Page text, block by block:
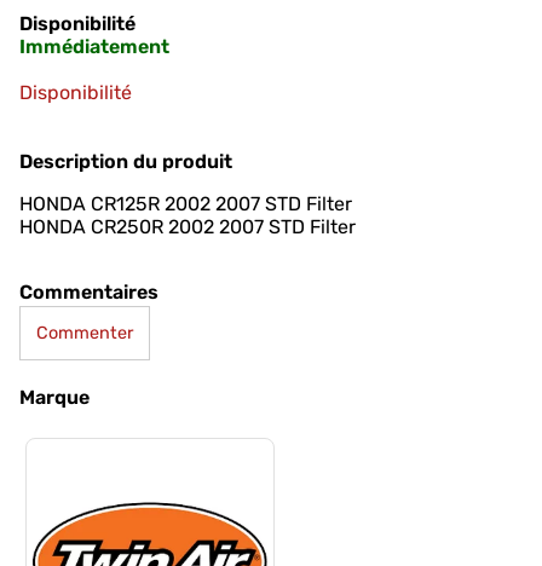
Disponibilité
Immédiatement
Disponibilité
Description du produit
HONDA CR125R 2002 2007 STD Filter
HONDA CR250R 2002 2007 STD Filter
Commentaires
Commenter
Marque